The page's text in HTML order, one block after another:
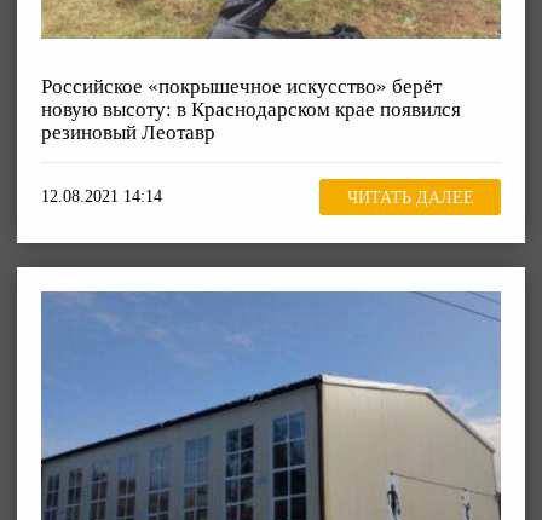
Российское «покрышечное искусство» берёт
новую высоту: в Краснодарском крае появился
резиновый Леотавр
12.08.2021 14:14 ЧИТАТЬ ДАЛЕЕ